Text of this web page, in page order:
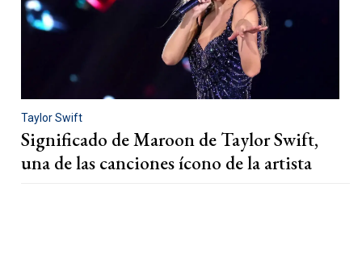
Taylor Swift
Significado de Maroon de Taylor Swift,
una de las canciones ícono de la artista